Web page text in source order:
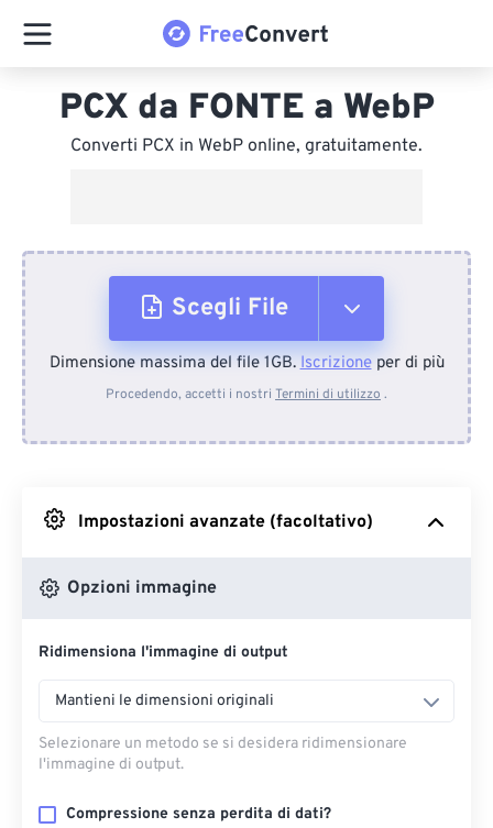
PCX da FONTE a WebP
Converti PCX in WebP online, gratuitamente.
Scegli File
Dal dispositivo
Da Google Drive
Dimensione massima del file 1GB.Iscrizioneper di più
Procedendo, accetti i nostri Termini di utilizzo .
Impostazioni avanzate (facoltativo)
Opzioni immagine
Ridimensiona l'immagine di output
Mantieni le dimensioni originali
Selezionare un metodo se si desidera ridimensionare
l'immagine di output.
Compressione senza perdita di dati?